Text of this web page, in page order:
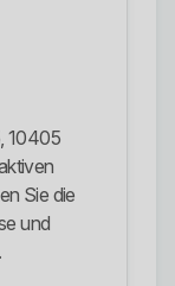
10405
Sie die
und